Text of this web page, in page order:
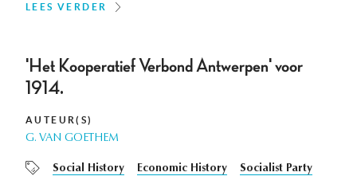
LEES VERDER
'Het Kooperatief Verbond Antwerpen' voor
1914.
AUTEUR(S)
G. VAN GOETHEM
Social History Economic History Socialist Party